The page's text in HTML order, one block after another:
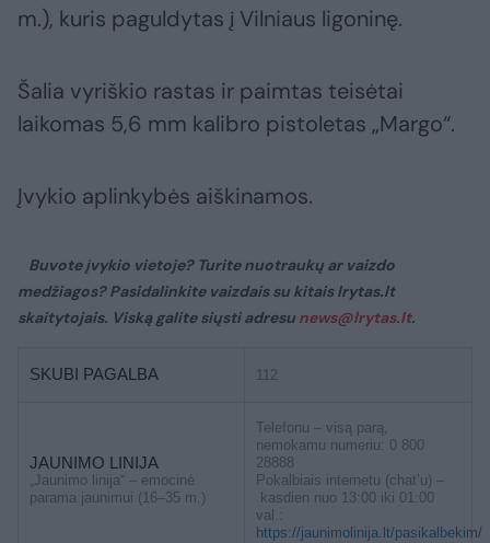
m.), kuris paguldytas į Vilniaus ligoninę.
Šalia vyriškio rastas ir paimtas teisėtai
laikomas 5,6 mm kalibro pistoletas „Margo“.
Įvykio aplinkybės aiškinamos.
Buvote įvykio vietoje? Turite nuotraukų ar vaizdo
medžiagos? Pasidalinkite vaizdais su kitais lrytas.lt
skaitytojais. Viską galite siųsti adresu news@lrytas.lt.
SKUBI PAGALBA 112
JAUNIMO LINIJA
„Jaunimo linija“ – emocinė
parama jaunimui (16–35 m.)
Telefonu – visą parą,
nemokamu numeriu: 0 800
28888
Pokalbiais internetu (chat’u) –
kasdien nuo 13:00 iki 01:00
val.:
https://jaunimolinija.lt/pasikalbekim/